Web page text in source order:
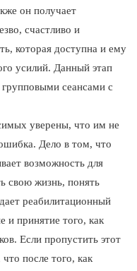
он получает
счастливо и
которая доступна и ему
усилий. Данный этап
сеансами с
уверены, что им не
Дело в том, что
возможность для
свою жизнь, понять
реабилитационный
и принятие того, как
Если пропустить этот
после того, как